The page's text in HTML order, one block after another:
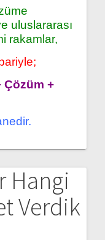
uluslararası
rakamlar,
Çözüm +
Hangi
Verdik